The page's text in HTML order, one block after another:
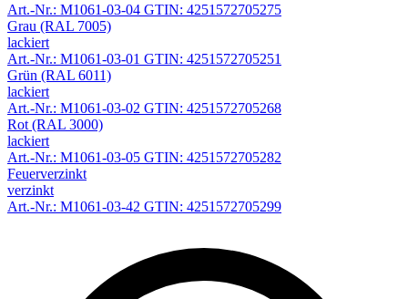
Art.-Nr.: M1061-03-04 GTIN: 4251572705275
Grau (RAL 7005)
lackiert
Art.-Nr.: M1061-03-01 GTIN: 4251572705251
Grün (RAL 6011)
lackiert
Art.-Nr.: M1061-03-02 GTIN: 4251572705268
Rot (RAL 3000)
lackiert
Art.-Nr.: M1061-03-05 GTIN: 4251572705282
Feuerverzinkt
verzinkt
Art.-Nr.: M1061-03-42 GTIN: 4251572705299